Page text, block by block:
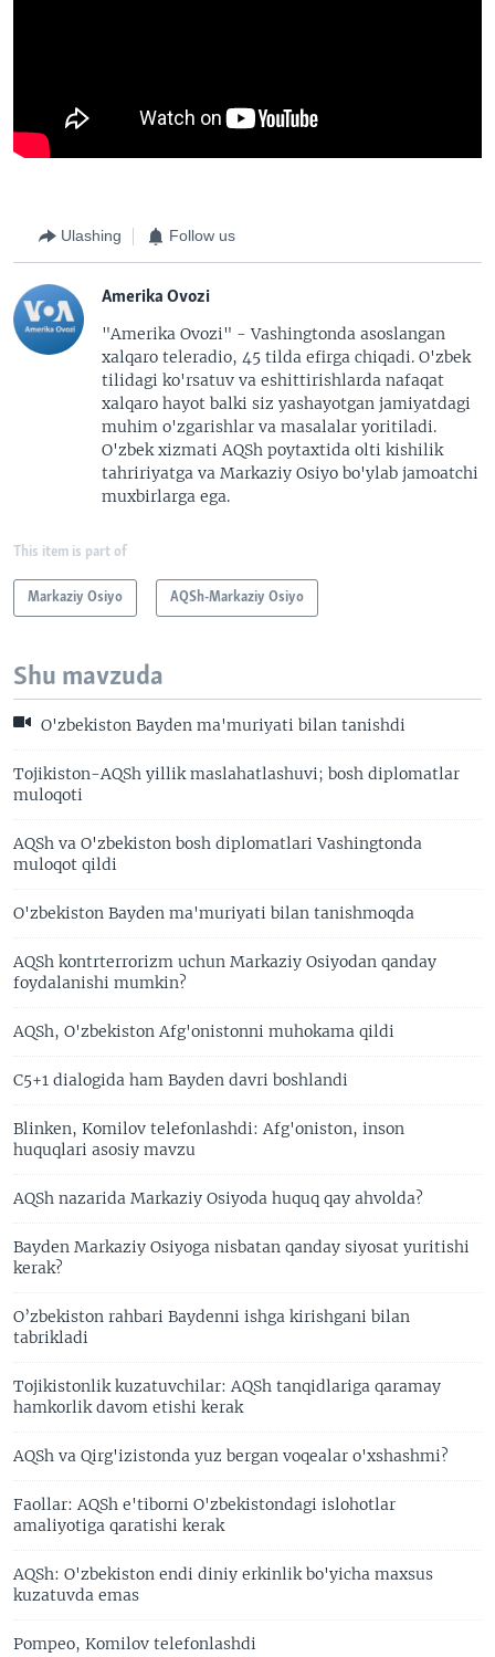
Ulashing Follow us
Amerika Ovozi
"Amerika Ovozi" - Vashingtonda asoslangan
xalqaro teleradio, 45 tilda efirga chiqadi. O'zbek
tilidagi ko'rsatuv va eshittirishlarda nafaqat
xalqaro hayot balki siz yashayotgan jamiyatdagi
muhim o'zgarishlar va masalalar yoritiladi.
O'zbek xizmati AQSh poytaxtida olti kishilik
tahririyatga va Markaziy Osiyo bo'ylab jamoatchi
muxbirlarga ega.
This item is part of
Markaziy Osiyo AQSh-Markaziy Osiyo
Shu mavzuda
O'zbekiston Bayden ma'muriyati bilan tanishdi
Tojikiston-AQSh yillik maslahatlashuvi; bosh diplomatlar
muloqoti
AQSh va O'zbekiston bosh diplomatlari Vashingtonda
muloqot qildi
O'zbekiston Bayden ma'muriyati bilan tanishmoqda
AQSh kontrterrorizm uchun Markaziy Osiyodan qanday
foydalanishi mumkin?
AQSh, O'zbekiston Afg'onistonni muhokama qildi
C5+1 dialogida ham Bayden davri boshlandi
Blinken, Komilov telefonlashdi: Afg'oniston, inson
huquqlari asosiy mavzu
AQSh nazarida Markaziy Osiyoda huquq qay ahvolda?
Bayden Markaziy Osiyoga nisbatan qanday siyosat yuritishi
kerak?
O’zbekiston rahbari Baydenni ishga kirishgani bilan
tabrikladi
Tojikistonlik kuzatuvchilar: AQSh tanqidlariga qaramay
hamkorlik davom etishi kerak
AQSh va Qirg'izistonda yuz bergan voqealar o'xshashmi?
Faollar: AQSh e'tiborni O'zbekistondagi islohotlar
amaliyotiga qaratishi kerak
AQSh: O'zbekiston endi diniy erkinlik bo'yicha maxsus
kuzatuvda emas
Pompeo, Komilov telefonlashdi